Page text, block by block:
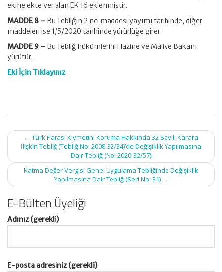
ekine ekte yer alan EK 16 eklenmiştir.
MADDE 8 – Bu Tebliğin 2 nci maddesi yayımı tarihinde, diğer
maddeleri ise 1/5/2020 tarihinde yürürlüğe girer.
MADDE 9 – Bu Tebliğ hükümlerini Hazine ve Maliye Bakanı
yürütür.
Eki İçin Tıklayınız
Post
navigation
← Türk Parası Kıymetini Koruma Hakkında 32 Sayılı Karara
İlişkin Tebliğ (Tebliğ No: 2008-32/34)’de Değişiklik Yapılmasına
Dair Tebliğ (No: 2020-32/57)
Katma Değer Vergisi Genel Uygulama Tebliğinde Değişiklik
Yapılmasına Dair Tebliğ (Seri No: 31) →
E-Bülten Üyeliği
Adınız (gerekli)
E-posta adresiniz (gerekli)